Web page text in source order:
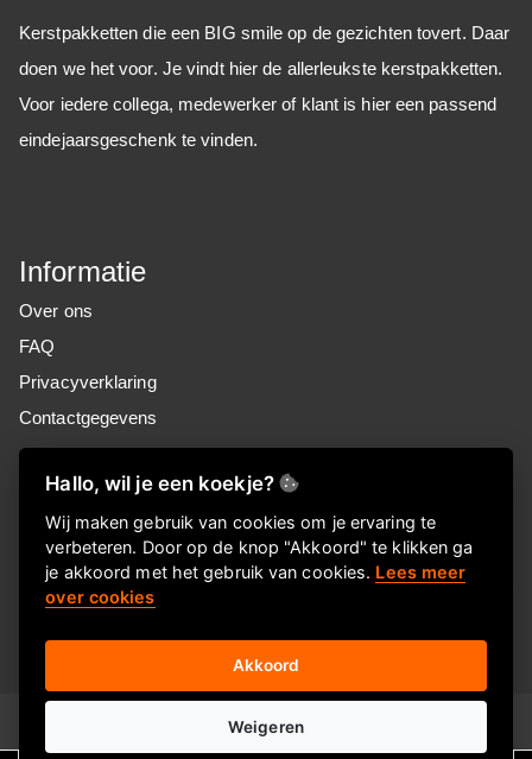
Kerstpakketten die een BIG smile op de gezichten tovert. Daar
doen we het voor. Je vindt hier de allerleukste kerstpakketten.
Voor iedere collega, medewerker of klant is hier een passend
eindejaarsgeschenk te vinden.
Informatie
Over ons
FAQ
Privacyverklaring
Contactgegevens
Nieuwsbrief
Meld je aan voor onze nieuwsbrief!
Aanmelden
Hallo, wil je een koekje?
Wij maken gebruik van cookies om je ervaring te
verbeteren. Door op de knop "Akkoord" te klikken ga
je akkoord met het gebruik van cookies. Lees meer
over cookies
Akkoord
Weigeren